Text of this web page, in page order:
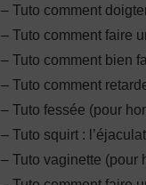
– Tuto comment
– Tuto comment faire
– Tuto comment bien
– Tuto comment
– Tuto fessée (pour
– Tuto squirt :
– Tuto vaginette (pour